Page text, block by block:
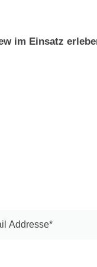
im Einsatz